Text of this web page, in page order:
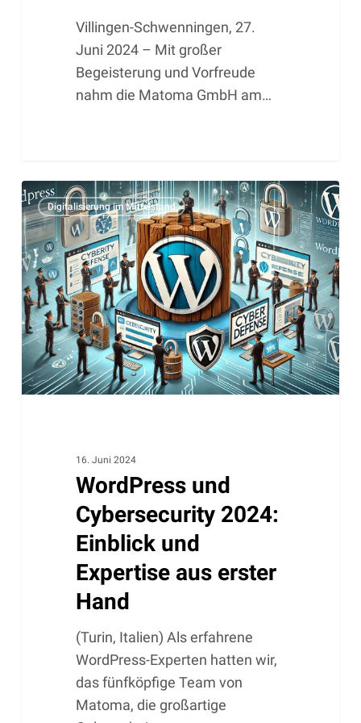
Villingen-Schwenningen, 27.
Juni 2024 – Mit großer
Begeisterung und Vorfreude
nahm die Matoma GmbH am…
WordPress
und
Cybersecurity
2024:
Einblick
und
Expertise
aus
erster
Hand
Digitalisierung im Mittelstand
16. Juni 2024
WordPress und
Cybersecurity 2024:
Einblick und
Expertise aus erster
Hand
(Turin, Italien) Als erfahrene
WordPress-Experten hatten wir,
das fünfköpfige Team von
Matoma, die großartige